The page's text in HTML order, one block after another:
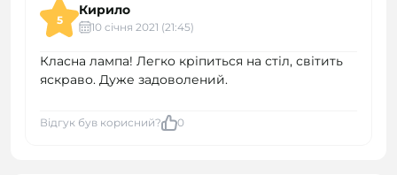
5
Кирило
10 cічня 2021 (21:45)
Класна лампа! Легко кріпиться на стіл, світить
яскраво. Дуже задоволений.
Відгук був корисний? 0